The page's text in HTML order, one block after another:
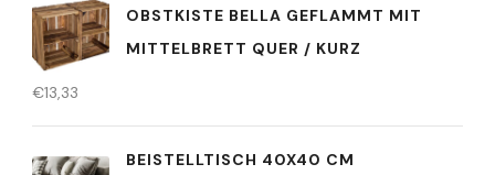
OBSTKISTE BELLA GEFLAMMT MIT
MITTELBRETT QUER / KURZ
€13,33
BEISTELLTISCH 40X40 CM